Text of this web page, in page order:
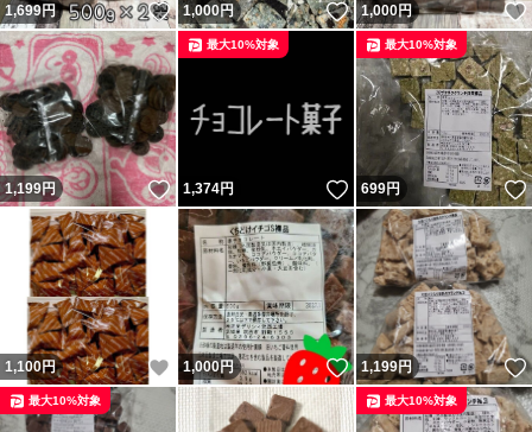
1,699円 いいね！
1,000円 いいね！
1,000円
1,199円 いいね！
1,374円 いいね！
最大10%対象
699円
最大10%対象
1,100円 いいね！
1,000円 いいね！
1,199円
最大10%対象 最大10%対象